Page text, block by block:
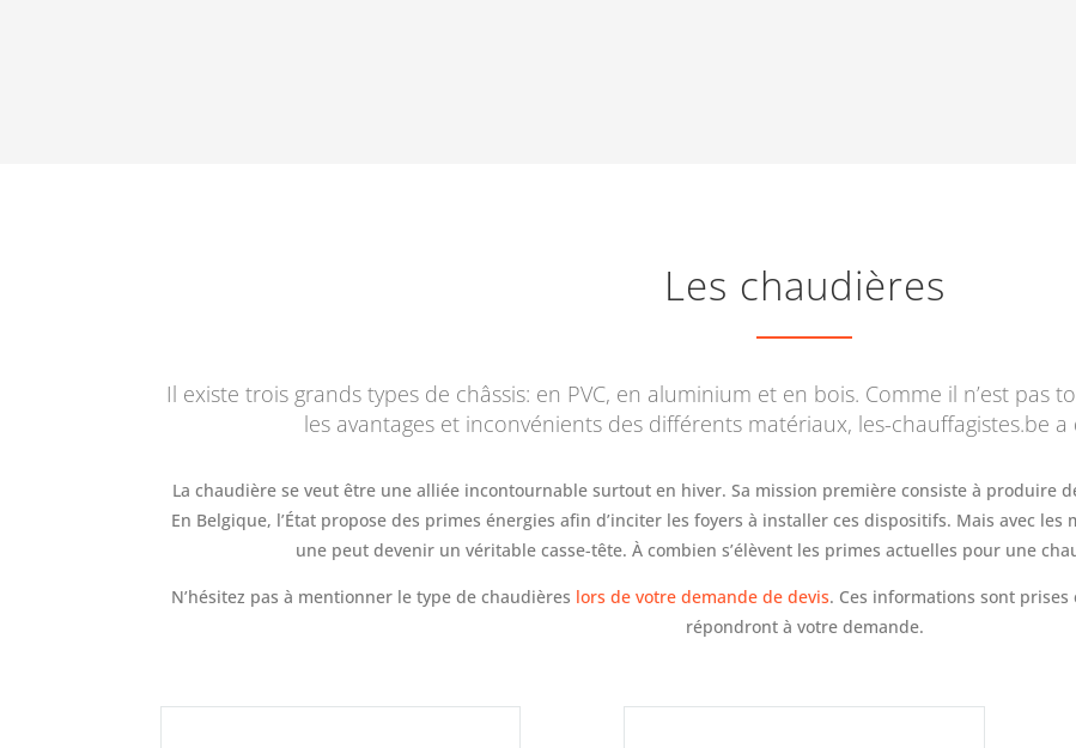
Les chaudières
Il existe trois grands types de châssis: en PVC, en aluminium et en bois. Comme il n’est pas
les avantages et inconvénients des différents matériaux, les-chauffagistes.be
La chaudière se veut être une alliée incontournable surtout en hiver. Sa mission première consiste à produire
En Belgique, l’État propose des primes énergies afin d’inciter les foyers à installer ces dispositifs. Mais avec
une peut devenir un véritable casse-tête. À combien s’élèvent les primes actuelles pour une
N’hésitez pas à mentionner le type de chaudières lors de votre demande de devis. Ces informations sont
répondront à votre demande.